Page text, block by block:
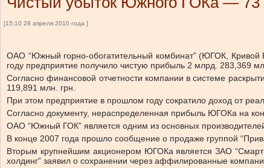
[15:10 28 апреля 2010 года ]
ОАО “Южный горно-обогатительный комбинат” (ЮГОК, Кривой
году предприятие получило чистую прибыль 2 млрд. 283,369
Согласно финансовой отчетности компании в системе
119,891 млн. грн.
При этом предприятие в прошлом году сократило доход от
Согласно документу, нераспределенная прибыль ЮГОКа на
ОАО “Южный ГОК” является одним из основных
В конце 2007 года прошло сообщение о продаже группой
Вторым крупнейшим акционером ЮГОКа является ЗАО “Смарт-
холдинг” заявил о сохранении через аффилированные